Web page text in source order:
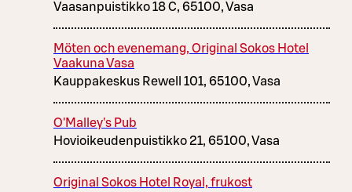
Vaasanpuistikko 18 C, 65100, Vasa
Möten och evenemang, Original Sokos Hotel
Vaakuna Vasa
Kauppakeskus Rewell 101, 65100, Vasa
O'Malley's Pub
Hovioikeudenpuistikko 21, 65100, Vasa
Original Sokos Hotel Royal, frukost